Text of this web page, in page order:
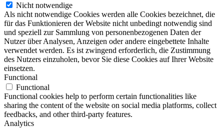
Nicht notwendige
Als nicht notwendige Cookies werden alle Cookies bezeichnet, die
für das Funktionieren der Website nicht unbedingt notwendig sind
und speziell zur Sammlung von personenbezogenen Daten der
Nutzer über Analysen, Anzeigen oder andere eingebettete Inhalte
verwendet werden. Es ist zwingend erforderlich, die Zustimmung
des Nutzers einzuholen, bevor Sie diese Cookies auf Ihrer Website
einsetzen.
Functional
Functional
Functional cookies help to perform certain functionalities like
sharing the content of the website on social media platforms, collect
feedbacks, and other third-party features.
Analytics